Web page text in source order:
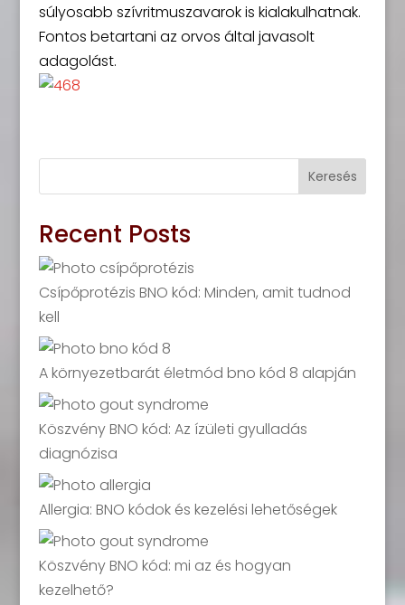
súlyosabb szívritmuszavarok is kialakulhatnak.
Fontos betartani az orvos által javasolt
adagolást.
Keresés
Recent Posts
Csípőprotézis BNO kód: Minden, amit tudnod
kell
A környezetbarát életmód bno kód 8 alapján
Köszvény BNO kód: Az ízületi gyulladás
diagnózisa
Allergia: BNO kódok és kezelési lehetőségek
Köszvény BNO kód: mi az és hogyan
kezelhető?